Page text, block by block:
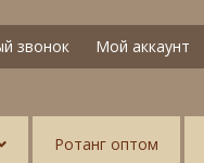
звонок Мой аккаунт
Ротанг оптом